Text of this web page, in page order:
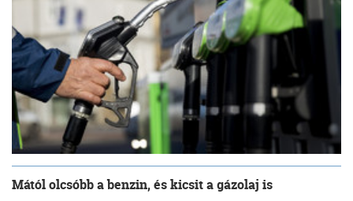
Mától olcsóbb a benzin, és kicsit a gázolaj is